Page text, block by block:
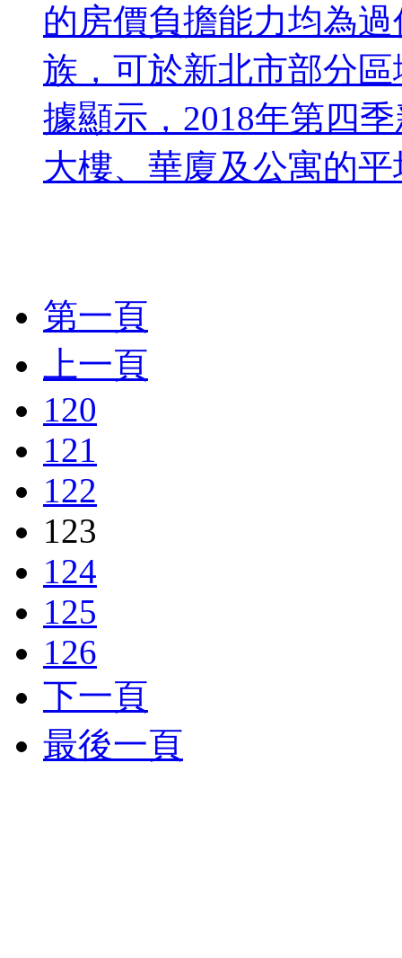
的房價負擔能力均為
族，可於新北市部分
據顯示，2018年第四
大樓、華廈及公寓的
第一頁
上一頁
120
121
122
123
124
125
126
下一頁
最後一頁